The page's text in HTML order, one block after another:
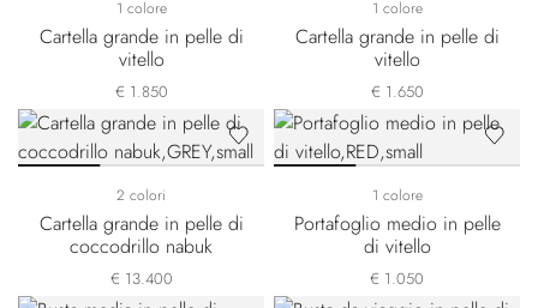
1 colore
Cartella grande in pelle di
vitello
€ 1.850
1 colore
Cartella grande in pelle di
vitello
€ 1.650
2 colori
Cartella grande in pelle di
coccodrillo nabuk
€ 13.400
1 colore
Portafoglio medio in pelle
di vitello
€ 1.050